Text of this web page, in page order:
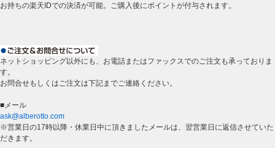
お持ちの楽天IDでの決済が可能。ご購入後にポイントが付与されます。
ネットショッピング以外にも、お電話またはファックスでのご注文も承っておりま
す。
お問合せもしくはご注文は下記までご連絡ください。
■メール
ask@alberotto.com
※営業日の17時以降・休業日中に頂きましたメールは、翌営業日に返信させていた
だきます。